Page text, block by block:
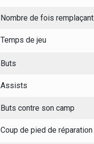
Nombre de fois remplaçant
Temps de jeu
Buts
Assists
Buts contre son camp
Coup de pied de réparation